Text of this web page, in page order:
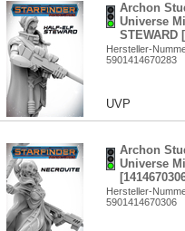
Archon
Universe
STEWARD
Hersteller-
5901414670283
UVP
Archon
Universe
Hersteller-
5901414670306